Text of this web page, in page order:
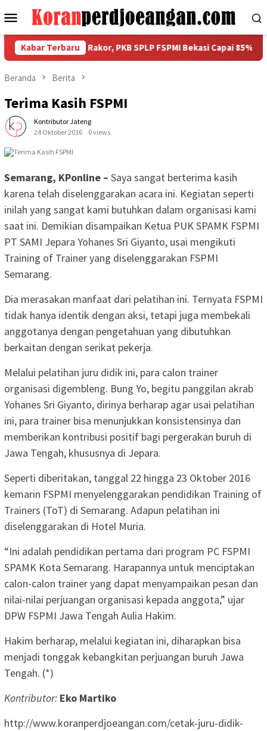
ke
Menu
Mobile
Kabar Terbaru
dalam Rakor, PKB SPLP FSPMI Bekasi Capai 85%
Beranda Berita
Terima Kasih FSPMI
Kontributor Jateng
24 Oktober 2016
0 views
Semarang, KPonline – Saya sangat berterima kasih
karena telah diselenggarakan acara ini. Kegiatan seperti
inilah yang sangat kami butuhkan dalam organisasi kami
saat ini. Demikian disampaikan Ketua PUK SPAMK FSPMI
PT SAMI Jepara Yohanes Sri Giyanto, usai mengikuti
Training of Trainer yang diselenggarakan FSPMI
Semarang.
Dia merasakan manfaat dari pelatihan ini. Ternyata FSPMI
tidak hanya identik dengan aksi, tetapi juga membekali
anggotanya dengan pengetahuan yang dibutuhkan
berkaitan dengan serikat pekerja.
Melalui pelatihan juru didik ini, para calon trainer
organisasi digembleng. Bung Yo, begitu panggilan akrab
Yohanes Sri Giyanto, dirinya berharap agar usai pelatihan
ini, para trainer bisa menunjukkan konsistensinya dan
memberikan kontribusi positif bagi pergerakan buruh di
Jawa Tengah, khususnya di Jepara.
Seperti diberitakan, tanggal 22 hingga 23 Oktober 2016
kemarin FSPMI menyelenggarakan pendidikan Training of
Trainers (ToT) di Semarang. Adapun pelatihan ini
diselenggarakan di Hotel Muria.
“Ini adalah pendidikan pertama dari program PC FSPMI
SPAMK Kota Semarang. Harapannya untuk menciptakan
calon-calon trainer yang dapat menyampaikan pesan dan
nilai-nilai perjuangan organisasi kepada anggota,” ujar
DPW FSPMI Jawa Tengah Aulia Hakim.
Hakim berharap, melalui kegiatan ini, diharapkan bisa
menjadi tonggak kebangkitan perjuangan buruh Jawa
Tengah. (*)
Kontributor: Eko Martiko
http://www.koranperdjoeangan.com/cetak-juru-didik-